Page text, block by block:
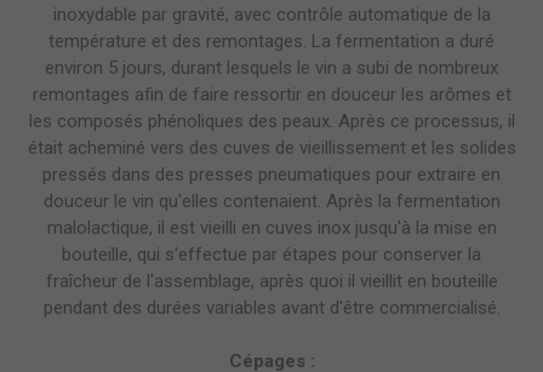
inoxydable par gravité, avec contrôle automatique de la
température et des remontages. La fermentation a duré
environ 5 jours, durant lesquels le vin a subi de nombreux
remontages afin de faire ressortir en douceur les arômes et
les composés phénoliques des peaux. Après ce processus, il
était acheminé vers des cuves de vieillissement et les solides
pressés dans des presses pneumatiques pour extraire en
douceur le vin qu'elles contenaient. Après la fermentation
malolactique, il est vieilli en cuves inox jusqu'à la mise en
bouteille, qui s'effectue par étapes pour conserver la
fraîcheur de l'assemblage, après quoi il vieillit en bouteille
pendant des durées variables avant d'être commercialisé.
Cépages :